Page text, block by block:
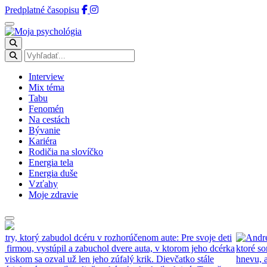
Predplatné časopisu
Interview
Mix téma
Tabu
Fenomén
Na cestách
Bývanie
Kariéra
Rodičia na slovíčko
Energia tela
Energia duše
Vzťahy
Moje zdravie
ktoré som dostala Na televíznej obrazovke pôsobí, akoby ju život
hnevu, ale schopnosť znovu sa nadýchnuť a pokračovať.
Čítať viac